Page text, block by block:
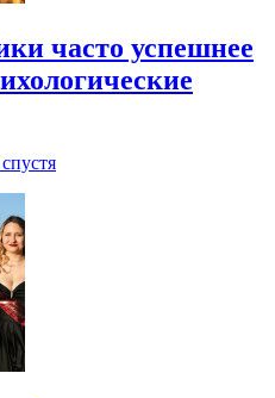
часто успешнее